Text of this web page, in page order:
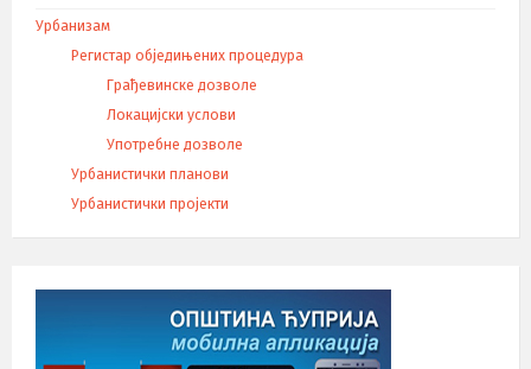
Урбанизам
Регистар обједињених процедура
Грађевинске дозволе
Локацијски услови
Употребне дозволе
Урбанистички планови
Урбанистички пројекти